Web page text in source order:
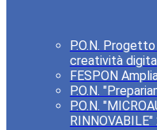
P.O.N.
creatività
FESPON
P.O.N.
P.O.N.